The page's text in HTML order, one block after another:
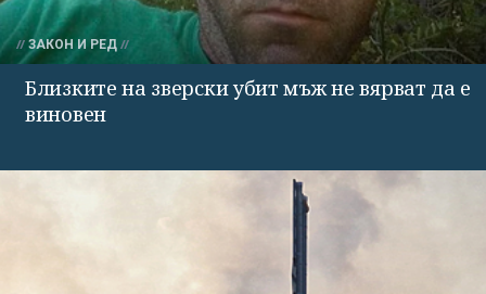
ЗАКОН И РЕД
Близките на зверски убит мъж не вярват да е
виновен